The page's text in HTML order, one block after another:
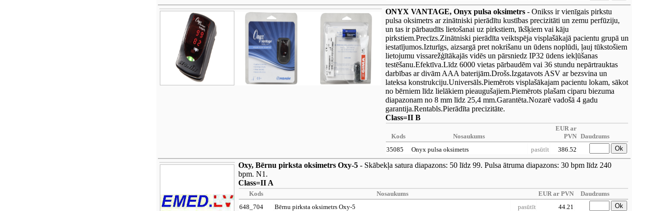
ONYX VANTAGE, Onyx pulsa oksimetrs - Onikss ir vienīgais pirkstu
pulsa oksimetrs ar zinātniski pierādītu kustības precizitāti un zemu perfūziju,
un tas ir pārbaudīts lietošanai uz pirkstiem, īkšķiem vai kāju
pirkstiem.Precīzs.Zinātniski pierādīta veiktspēja visplašākajā pacientu grupā un
iestatījumos.Izturīgs, aizsargā pret nokrišanu un ūdens noplūdi, ļauj tūkstošiem
lietojumu vissarežģītākajās vidēs un pārsniedz IP32 ūdens iekļūšanas
testēšanu.Efektīva.Līdz 6000 vietas pārbaudēm vai 36 stundu nepārtrauktas
darbības ar divām AAA baterijām.Drošs.Izgatavots ASV ar bezsvina un
lateksa konstrukciju.Universāls.Piemērots visplašākajam pacientu lokam, sākot
no bērniem līdz lielākiem pieaugušajiem.Piemērots plašam ciparu biezuma
diapazonam no 8 mm līdz 25,4 mm.Garantēta.Nozarē vadošā 4 gadu
garantija.Rentabls.Pierādīta precizitāte.
Class=II B
Kods Nosaukums
EUR ar
PVN Daudzums
35085
Onyx pulsa oksimetrs pasūtīt 386.52 Ok
Oxy, Bērnu pirksta oksimetrs Oxy-5 - Skābekļa satura diapazons: 50 līdz 99. Pulsa ātruma diapazons: 30 bpm līdz 240
bpm. N1.
Class=II A
Kods Nosaukums EUR ar PVN
Daudzums
648_704
Bērnu pirksta oksimetrs Oxy-5 pasūtīt 44.21 Ok